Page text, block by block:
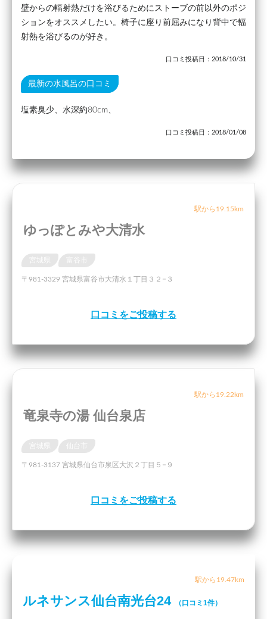
壁からの輻射熱だけを浴びるためにストーブの前以外のポジ
ションをオススメしたい。椅子に座り前屈みになり背中で輻
射熱を浴びるのが好き。
口コミ投稿日：2018/10/31
最新の水風呂の口コミ
塩素臭少、水深約80cm、
口コミ投稿日：2018/01/08
駅から19.15km
ゆっぽとみや大清水
〒981-3329 宮城県富谷市大清水１丁目３２−３
口コミをご投稿する
駅から19.22km
竜泉寺の湯 仙台泉店
〒981-3137 宮城県仙台市泉区大沢２丁目５−９
口コミをご投稿する
駅から19.47km
ルネサンス仙台南光台24 （口コミ1件）